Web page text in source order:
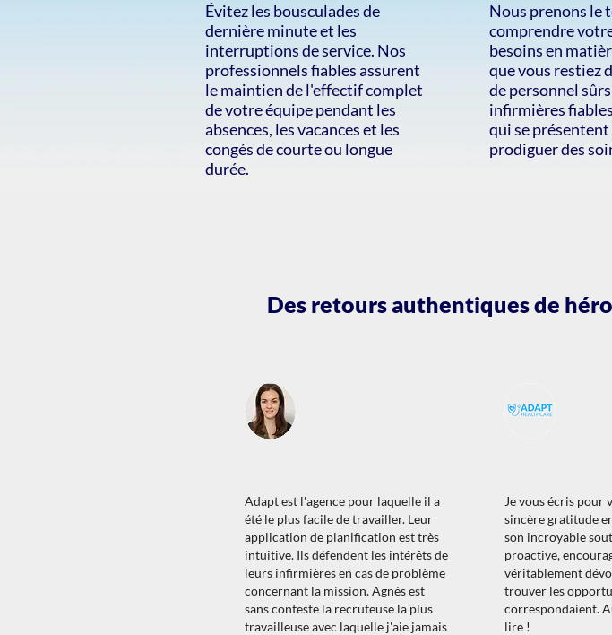
Évitez les bousculades de
dernière minute et les
interruptions de service. Nos
professionnels fiables assurent
le maintien de l'effectif complet
de votre équipe pendant les
absences, les vacances et les
congés de courte ou longue
durée.
Nous prenons le
comprendre
besoins en
que vous restiez
de personnel
infirmières
qui se présentent
prodiguer des
Des retours authentiques de
Adapt est l'agence pour laquelle il a
été le plus facile de travailler. Leur
application de planification est très
intuitive. Ils défendent les intérêts de
leurs infirmières en cas de problème
concernant la mission. Agnès est
sans conteste la recruteuse la plus
travailleuse avec laquelle j'aie jamais
Je vous écris pour
sincère gratitude
son incroyable
proactive,
véritablement
trouver les
correspondaient.
lire !